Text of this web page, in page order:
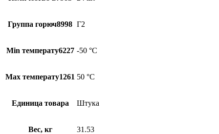
Группа горюч8998 Г2
Min температу6227 -50 °С
Max температу1261 50 °С
Единица товара Штука
Вес, кг 31.53